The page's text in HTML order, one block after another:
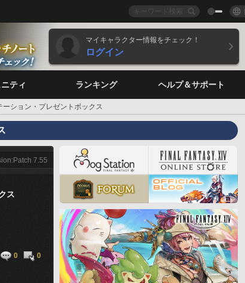
マイキャラクター情報をチェック！
ログイン
ティ ランキング ヘルプ＆サポート
ーション・プレゼントボックス
7.55
ス
0 0